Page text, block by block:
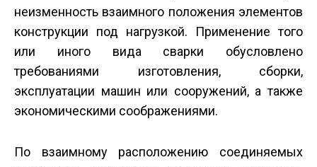
неизменность взаимного положения элементов
конструкции под нагрузкой. Применение того
или иного вида сварки обусловлено
требованиями изготовления, сборки,
эксплуатации машин или сооружений, а также
экономическими соображениями.
По взаимному расположению соединяемых